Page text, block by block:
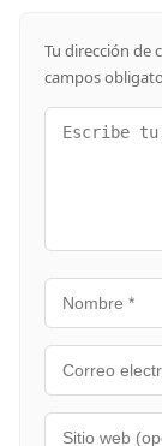
Tu dirección de
campos